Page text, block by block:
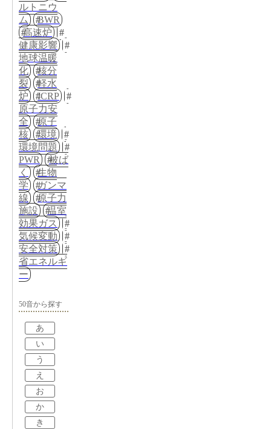
ルトニウ
ム
BWR
高速炉
健康影響
地球温暖
化
核分
裂
軽水
炉
ICRP
原子力安
全
原子
核
環境
環境問題
PWR
被ば
く
生物
学
ガンマ
線
原子力
施設
温室
効果ガス
気候変動
安全対策
省エネルギ
ー
50音から探す
あ
い
う
え
お
か
き